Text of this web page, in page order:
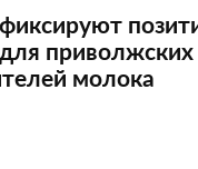
приволжских
молока